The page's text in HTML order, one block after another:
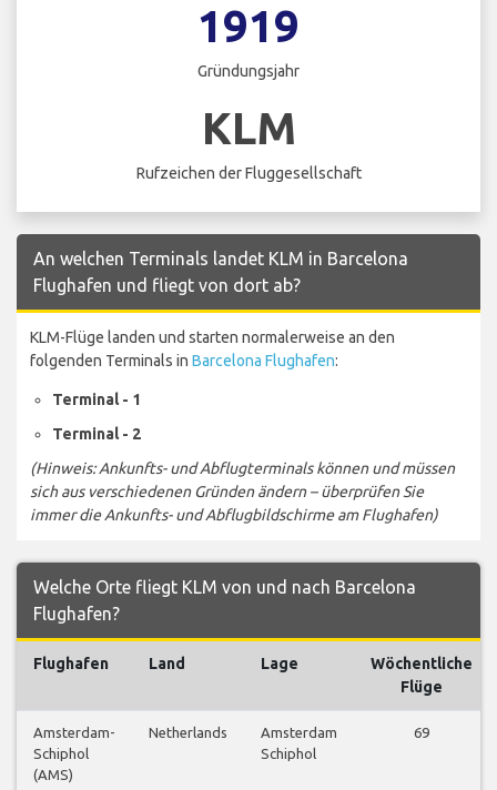
1919
Gründungsjahr
KLM
Rufzeichen der Fluggesellschaft
An welchen Terminals landet KLM in Barcelona
Flughafen und fliegt von dort ab?
KLM-Flüge landen und starten normalerweise an den
folgenden Terminals in Barcelona Flughafen:
Terminal - 1
Terminal - 2
(Hinweis: Ankunfts- und Abflugterminals können und müssen
sich aus verschiedenen Gründen ändern – überprüfen Sie
immer die Ankunfts- und Abflugbildschirme am Flughafen)
Welche Orte fliegt KLM von und nach Barcelona
Flughafen?
Flughafen Land Lage
Wöchentliche
Flüge
Amsterdam-
Schiphol
(AMS)
Netherlands
Amsterdam
Schiphol
69